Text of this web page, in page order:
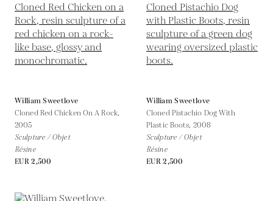
William Sweetlove
Cloned Red Chicken On A Rock,
2005
Sculpture / Objet
Résine
EUR 2,500
William Sweetlove
Cloned Pistachio Dog With
Plastic Boots, 2008
Sculpture / Objet
Résine
EUR 2,500